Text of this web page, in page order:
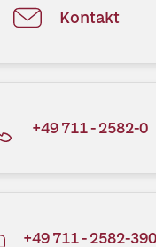
Kontakt
+49 711 - 2582-0
+49 711 - 2582-390